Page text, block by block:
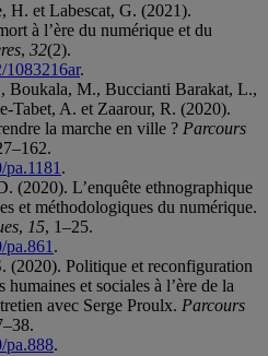
H. et Labescat, G. (2021).
à l’ère du numérique et du
, 32(2).
1083216ar.
Boukala, M., Buccianti Barakat, L.,
Tabet, A. et Zaarour, R. (2020).
la marche en ville ? Parcours
.
(2020). L’enquête ethnographique
et méthodologiques du numérique.
, 15, 1–25.
.
(2020). Politique et reconfiguration
humaines et sociales à l’ère de la
avec Serge Proulx. Parcours
pa.888.